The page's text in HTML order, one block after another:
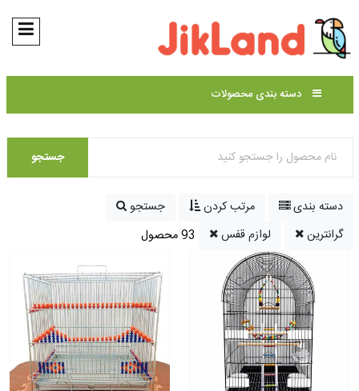
دسته بندی محصولات
جستجو
دسته بندی مرتب کردن
جستجو
گرانترین
لوازم قفس 93 محصول